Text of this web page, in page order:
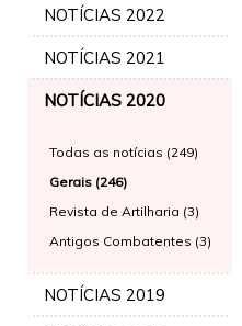
NOTÍCIAS 2022
NOTÍCIAS 2021
NOTÍCIAS 2020
Todas as notícias (249)
Gerais (246)
Revista de Artilharia (3)
Antigos Combatentes (3)
NOTÍCIAS 2019